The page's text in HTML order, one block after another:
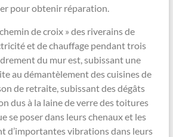
pour obtenir réparation.
de croix » des riverains de
et de chauffage pendant trois
du mur est, subissant une
au démantèlement des cuisines de
de retraite, subissant des dégâts
dus à la laine de verre des toitures
se poser dans leurs chenaux et les
d’importantes vibrations dans leurs